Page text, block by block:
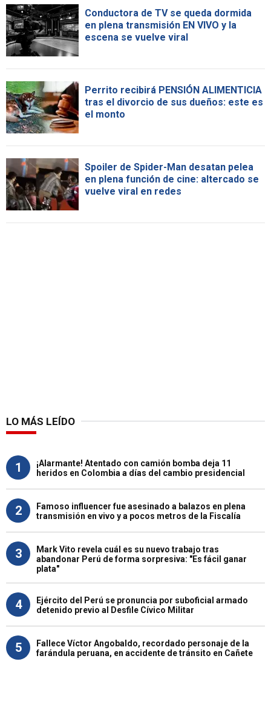
Conductora de TV se queda dormida
en plena transmisión EN VIVO y la
escena se vuelve viral
Perrito recibirá PENSIÓN ALIMENTICIA
tras el divorcio de sus dueños: este es
el monto
Spoiler de Spider-Man desatan pelea
en plena función de cine: altercado se
vuelve viral en redes
LO MÁS LEÍDO
1
¡Alarmante! Atentado con camión bomba deja 11
heridos en Colombia a días del cambio presidencial
2
Famoso influencer fue asesinado a balazos en plena
transmisión en vivo y a pocos metros de la Fiscalía
3
Mark Vito revela cuál es su nuevo trabajo tras
abandonar Perú de forma sorpresiva: "Es fácil ganar
plata"
4
Ejército del Perú se pronuncia por suboficial armado
detenido previo al Desfile Cívico Militar
5
Fallece Víctor Angobaldo, recordado personaje de la
farándula peruana, en accidente de tránsito en Cañete